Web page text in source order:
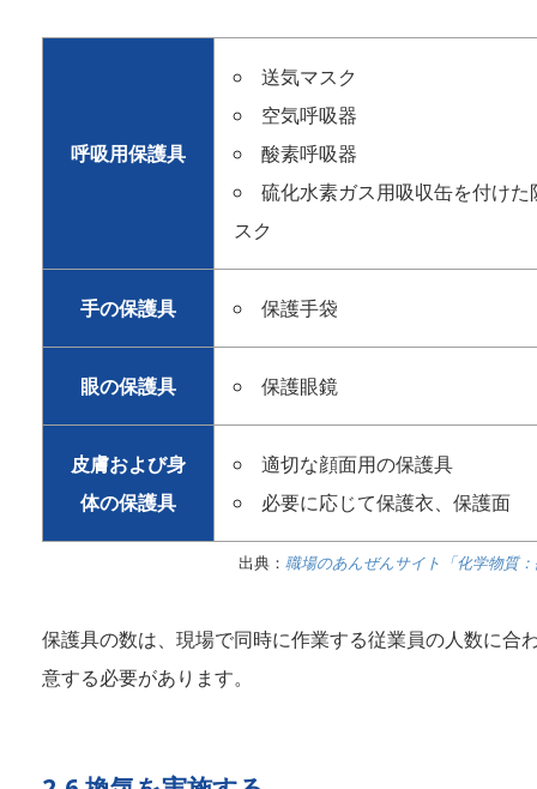
呼吸用保護具
送気マスク
空気呼吸器
酸素呼吸器
硫化水素ガス用吸収缶を付けた
スク
手の保護具 保護手袋
眼の保護具 保護眼鏡
皮膚および身
体の保護具
適切な顔面用の保護具
必要に応じて保護衣、保護面
出典： 職場のあんぜんサイト「化学物質
保護具の数は、現場で同時に作業する従業員の人数に合
意する必要があります。